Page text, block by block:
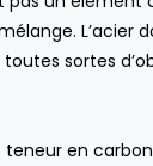
L’acier
sortes
teneur en